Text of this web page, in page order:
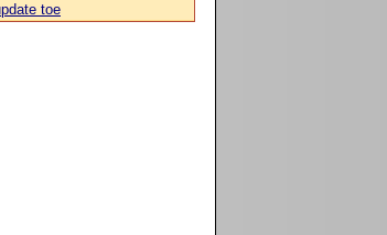
toe